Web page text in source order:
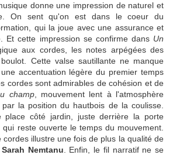
donne une impression de naturel et
On sent qu'on est dans le coeur du
qui la joue avec une assurance et
Et cette impression se confirme dans Un
aux cordes, les notes arpégées des
Cette valse sautillante ne manque
accentuation légère du premier temps
cordes sont admirables de cohésion et de
champ, mouvement lent à l'atmosphère
la position du hautbois de la coulisse.
place côté jardin, juste derrière la porte
reste ouverte le temps du mouvement.
cordes illustre une fois de plus la qualité de
Sarah Nemtanu . Enfin, le fil narratif ne se